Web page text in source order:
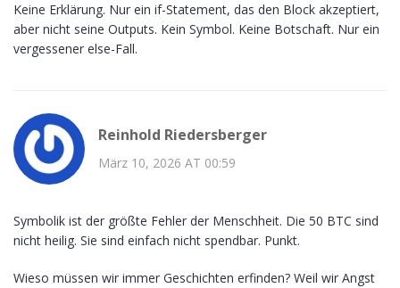
Keine Erklärung. Nur ein if-Statement, das den Block akzeptiert,
aber nicht seine Outputs. Kein Symbol. Keine Botschaft. Nur ein
vergessener else-Fall.
Reinhold Riedersberger
März 10, 2026 AT 00:59
Symbolik ist der größte Fehler der Menschheit. Die 50 BTC sind
nicht heilig. Sie sind einfach nicht spendbar. Punkt.
Wieso müssen wir immer Geschichten erfinden? Weil wir Angst